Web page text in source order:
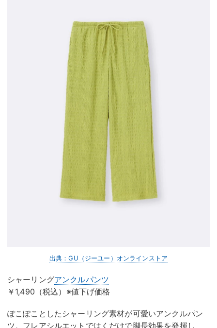
出典：GU（ジーユー）オンラインストア
シャーリングアンクルパンツ
￥1,490（税込）※値下げ価格
ぽこぽことしたシャーリング素材が可愛いアンクルパン
ツ。フレアシルエットではくだけで脚長効果を発揮し